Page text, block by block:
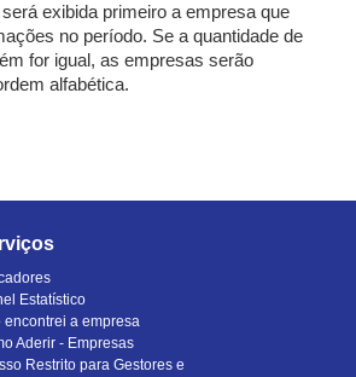
exibida primeiro a empresa que
no período. Se a quantidade de
for igual, as empresas serão
alfabética.
Estatístico
encontrei a empresa
Aderir - Empresas
Restrito para Gestores e